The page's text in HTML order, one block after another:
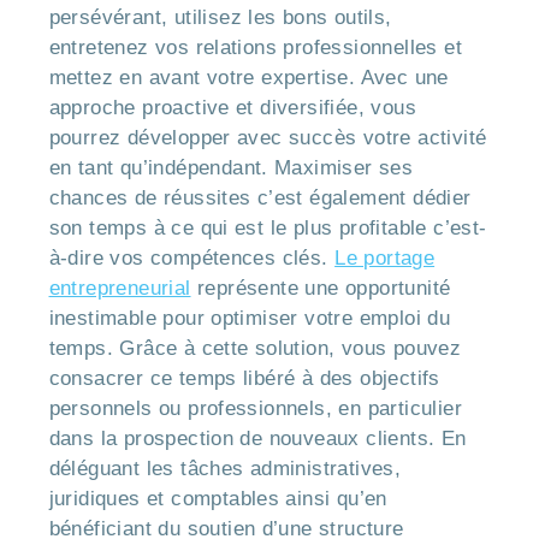
persévérant, utilisez les bons outils,
entretenez vos relations professionnelles et
mettez en avant votre expertise. Avec une
approche proactive et diversifiée, vous
pourrez développer avec succès votre activité
en tant qu’indépendant. Maximiser ses
chances de réussites c’est également dédier
son temps à ce qui est le plus profitable c’est-
à-dire vos compétences clés. Le portage
entrepreneurial représente une opportunité
inestimable pour optimiser votre emploi du
temps. Grâce à cette solution, vous pouvez
consacrer ce temps libéré à des objectifs
personnels ou professionnels, en particulier
dans la prospection de nouveaux clients. En
déléguant les tâches administratives,
juridiques et comptables ainsi qu’en
bénéficiant du soutien d’une structure